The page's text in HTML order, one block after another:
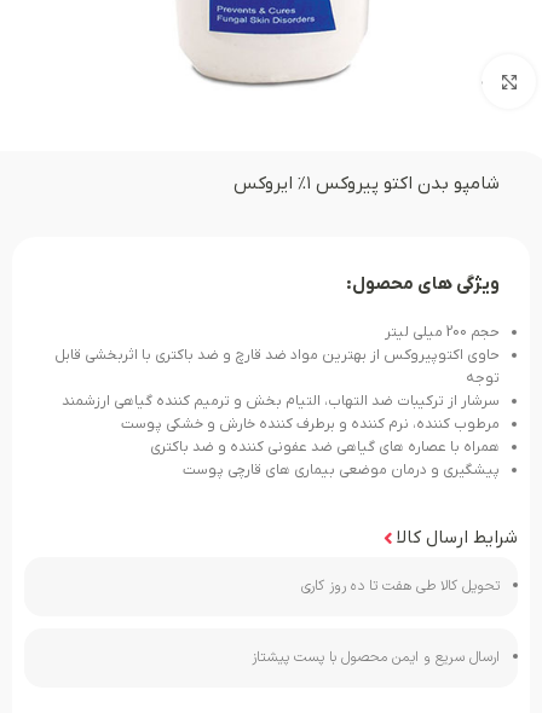
بزرگنمایی تصویر
شامپو بدن اکتو پیروکس ۱% ایروکس
ویژگی های محصول:
حجم 200 میلی لیتر
حاوی اکتوپیروکس از بهترین مواد ضد قارچ و ضد باکتری با اثربخشی قابل
توجه
سرشار از ترکیبات ضد التهاب، التیام بخش و ترمیم کننده گیاهی ارزشمند
مرطوب کننده، نرم کننده و برطرف کننده خارش و خشکی پوست
همراه با عصاره های گیاهی ضد عفونی کننده و ضد باکتری
پیشگیری و درمان موضعی بیماری های قارچی پوست
شرایط ارسال کالا
تحویل کالا طی هفت تا ده روز کاری
ارسال سریع و ایمن محصول با پست پیشتاز